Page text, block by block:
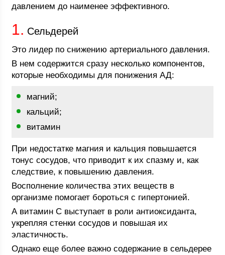
давлением до наименее эффективного.
1. Сельдерей
Это лидер по снижению артериального давления.
В нем содержится сразу несколько компонентов,
которые необходимы для понижения АД:
магний;
кальций;
витамин
При недостатке магния и кальция повышается
тонус сосудов, что приводит к их спазму и, как
следствие, к повышению давления.
Восполнение количества этих веществ в
организме помогает бороться с гипертонией.
А витамин C выступает в роли антиоксиданта,
укрепляя стенки сосудов и повышая их
эластичность.
Однако еще более важно содержание в сельдерее